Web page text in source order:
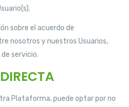
sobre el acuerdo de
nosotros y nuestros Usuarios,
servicio.
Plataforma, puede optar por no